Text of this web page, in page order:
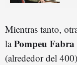
Mientras tanto,
laPompeu Fabra
(alrededor del